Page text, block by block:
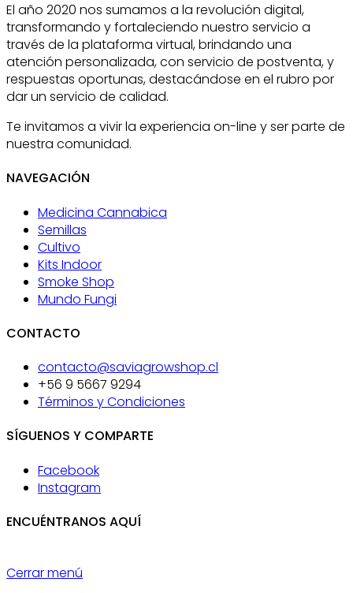
El año 2020 nos sumamos a la revolución digital,
transformando y fortaleciendo nuestro servicio a
través de la plataforma virtual, brindando una
atención personalizada, con servicio de postventa, y
respuestas oportunas, destacándose en el rubro por
dar un servicio de calidad.
Te invitamos a vivir la experiencia on-line y ser parte de
nuestra comunidad.
NAVEGACIÓN
Medicina Cannabica
Semillas
Cultivo
Kits Indoor
Smoke Shop
Mundo Fungi
CONTACTO
contacto@saviagrowshop.cl
+56 9 5667 9294
Términos y Condiciones
SÍGUENOS Y COMPARTE
Facebook
Instagram
ENCUÉNTRANOS AQUÍ
Cerrar menú